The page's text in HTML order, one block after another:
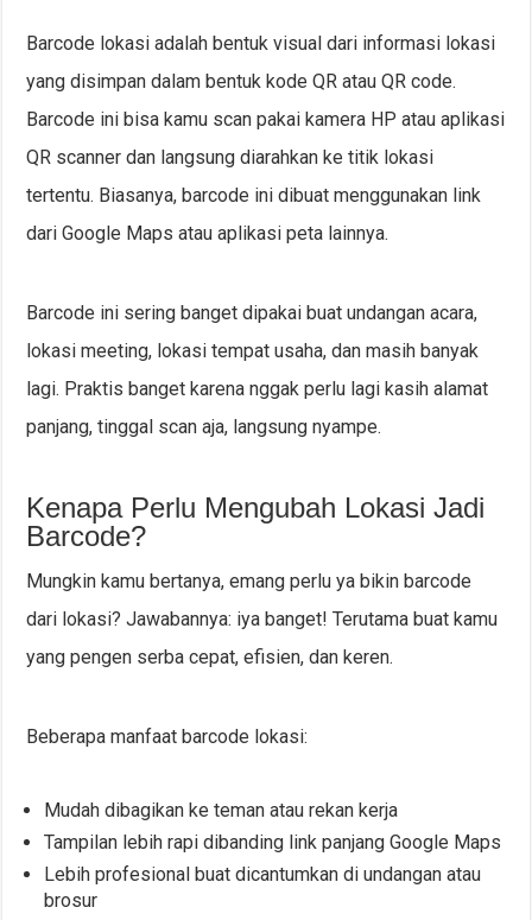
Barcode lokasi adalah bentuk visual dari informasi lokasi
yang disimpan dalam bentuk kode QR atau QR code.
Barcode ini bisa kamu scan pakai kamera HP atau aplikasi
QR scanner dan langsung diarahkan ke titik lokasi
tertentu. Biasanya, barcode ini dibuat menggunakan link
dari Google Maps atau aplikasi peta lainnya.
Barcode ini sering banget dipakai buat undangan acara,
lokasi meeting, lokasi tempat usaha, dan masih banyak
lagi. Praktis banget karena nggak perlu lagi kasih alamat
panjang, tinggal scan aja, langsung nyampe.
Kenapa Perlu Mengubah Lokasi Jadi
Barcode?
Mungkin kamu bertanya, emang perlu ya bikin barcode
dari lokasi? Jawabannya: iya banget! Terutama buat kamu
yang pengen serba cepat, efisien, dan keren.
Beberapa manfaat barcode lokasi:
Mudah dibagikan ke teman atau rekan kerja
Tampilan lebih rapi dibanding link panjang Google Maps
Lebih profesional buat dicantumkan di undangan atau
brosur